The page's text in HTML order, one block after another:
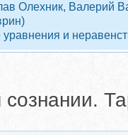
Олехник, Валерий
и
сознании.